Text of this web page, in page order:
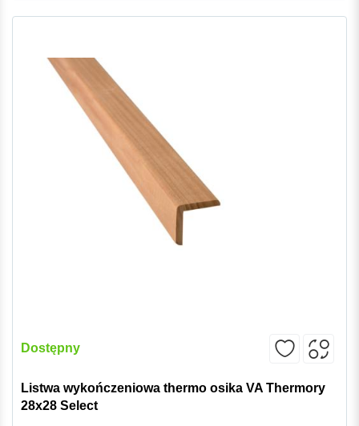
Dostępny
Listwa wykończeniowa thermo osika VA Thermory
28x28 Select